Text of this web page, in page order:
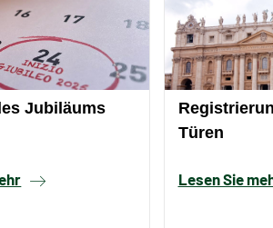
Jubiläums
Türen
Lesen Sie